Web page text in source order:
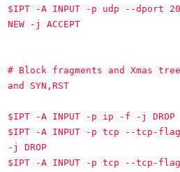
$IPT -A INPUT -p udp --dport
NEW -j ACCEPT
# Block fragments and Xmas
and SYN,RST
$IPT -A INPUT -p ip -f -j DROP
$IPT -A INPUT -p tcp --tcp-flags
-j DROP
$IPT -A INPUT -p tcp --tcp-